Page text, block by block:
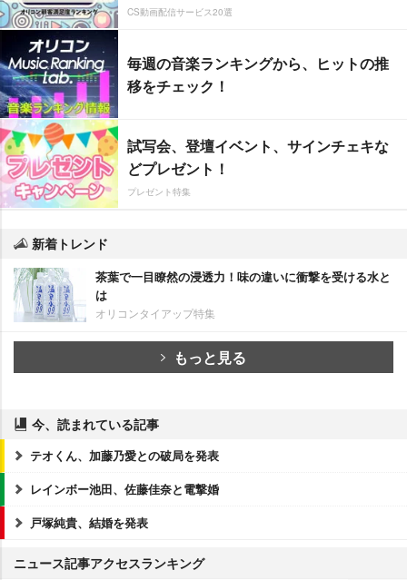
CS動画配信サービス20選
毎週の音楽ランキングから、ヒットの推
移をチェック！
試写会、登壇イベント、サインチェキな
どプレゼント！
プレゼント特集
新着トレンド
茶葉で一目瞭然の浸透力！味の違いに衝撃を受ける水と
は
オリコンタイアップ特集
もっと見る
今、読まれている記事
テオくん、加藤乃愛との破局を発表
レインボー池田、佐藤佳奈と電撃婚
戸塚純貴、結婚を発表
ニュース記事アクセスランキング